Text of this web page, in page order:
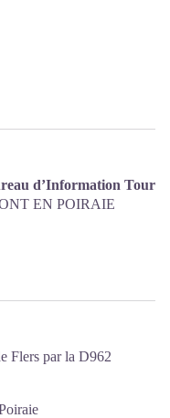
d’Information
EN POIRAIE
Flers par la D962